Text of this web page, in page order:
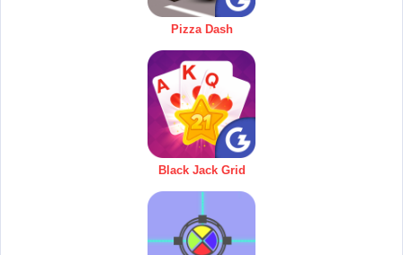
Pizza Dash
Black Jack Grid